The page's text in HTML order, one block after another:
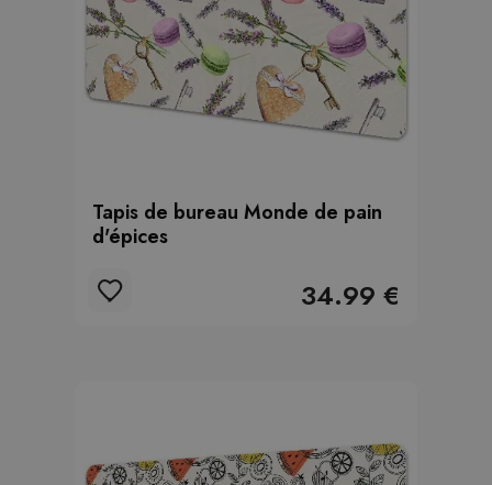
Tapis de bureau Monde de pain
d'épices
34.99 €